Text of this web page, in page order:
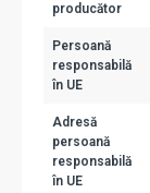
producător
Persoană
responsabilă
în UE
Adresă
persoană
responsabilă
în UE